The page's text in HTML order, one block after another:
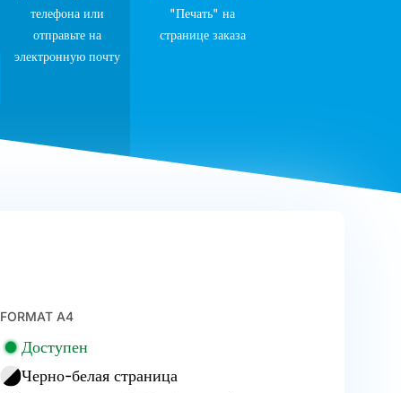
телефона или
отправьте на
электронную почту
"Печать" на
странице заказа
FORMAT A4
Доступен
Черно-белая страница